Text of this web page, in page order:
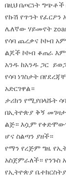
በዚህ በጦርነት ግጭቶች
የኩሽ የጥንት የፈርዖን
ሌለኛው ሃይመኖት
የሳባ ጨረቃና ኮኮብ
ልጆች ኮኮብ ቆጠራ
አንዱ ከአንዱ ጋር ይወጋ
የሳባ ነገስታት
አድርገዋል።
ታሪክን የሚያበላሹት
በኢትዮጵያ ቅኝ
ልጅ። እሷም
ሆና ስልጣን ያዘች።
የማን የረጅም ግዜ
አስጀምራለች። የንጉስ
የኢትዮጵያ